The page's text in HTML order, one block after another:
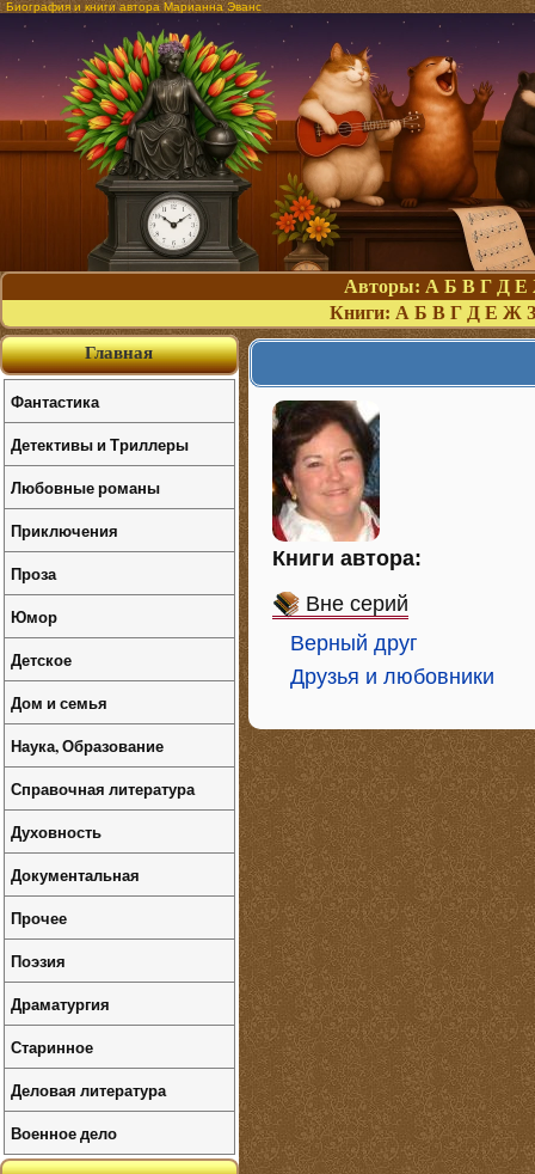
Биография и книги автора Марианна Эванс
Авторы: А Б В Г Д Е
Книги: А Б В Г Д Е Ж З
Книги автора:
Вне серий
Верный друг
Друзья и любовники
Главная
Фантастика
Детективы и Триллеры
Любовные романы
Приключения
Проза
Юмор
Детское
Дом и семья
Наука, Образование
Справочная литература
Духовность
Документальная
Прочее
Поэзия
Драматургия
Старинное
Деловая литература
Военное дело